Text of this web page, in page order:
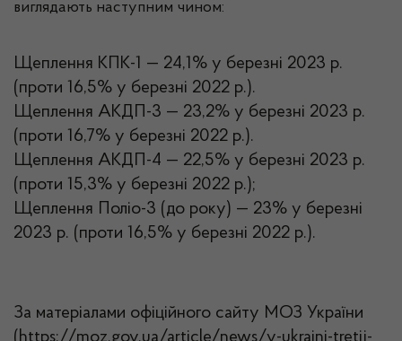
виглядають наступним чином:
Щеплення КПК-1 — 24,1% у березні 2023 р.
(проти 16,5% у березні 2022 р.).
Щеплення АКДП-3 — 23,2% у березні 2023 р.
(проти 16,7% у березні 2022 р.).
Щеплення АКДП-4 — 22,5% у березні 2023 р.
(проти 15,3% у березні 2022 р.);
Щеплення Поліо-3 (до року) — 23% у березні
2023 р. (проти 16,5% у березні 2022 р.).
За матеріалами офіційного сайту МОЗ України
(https://moz.gov.ua/article/news/v-ukraini-tretij-